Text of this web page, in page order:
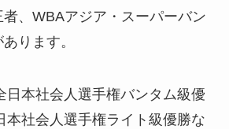
、WBAアジア・スーパーバン
ります。
日本社会人選手権バンタム級優
本社会人選手権ライト級優勝な